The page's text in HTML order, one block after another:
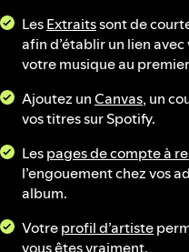
LesExtraitssont de
afin d’établir un lien
votre musique au
Ajoutez unCanvas, un
vos titres sur Spotify.
Lespages de compte à
l’engouement chez vos
album.
Votreprofil d’artiste
vous êtes vraiment.